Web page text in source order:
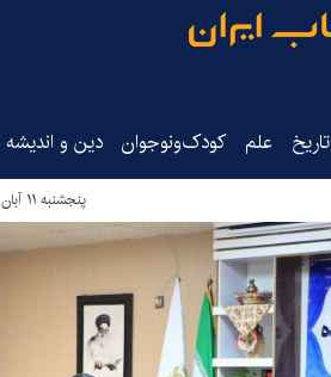
تاریخ‌ علم کودک‌ونوجوان دین و اندیشه
پنجشنبه ۱۱ آبان ۱۴۰۲ - ۱۰:۲۲